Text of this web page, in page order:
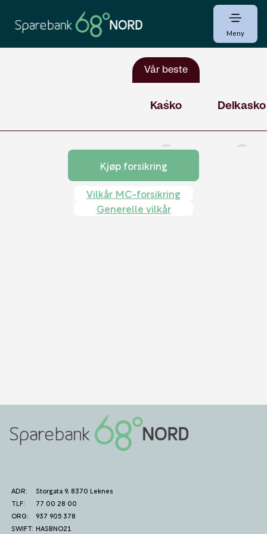
Meny
Kjøp forsikring
Vilkår MC-forsikring
Generelle vilkår
ADR:
Storgata 9, 8370 Leknes
TLF:
77 00 28 00
ORG:
937 905 378
SWIFT: HASBNO21